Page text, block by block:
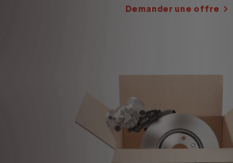
Demander une offre